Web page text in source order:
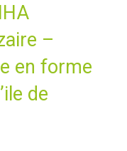
–
en forme
de